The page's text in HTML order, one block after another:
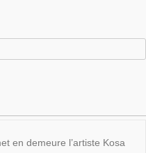
en demeure l’artiste Kosa